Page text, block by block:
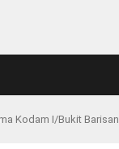
Kodam I/Bukit Barisan